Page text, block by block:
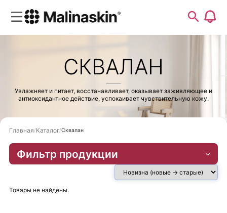
СКВАЛАН
Увлажняет и питает, восстанавливает, оказывает заживляющее и
антиоксидантное действие, успокаивает чувствительную кожу.
Главная Каталог Сквалан
Фильтр продукции
Товары не найдены.